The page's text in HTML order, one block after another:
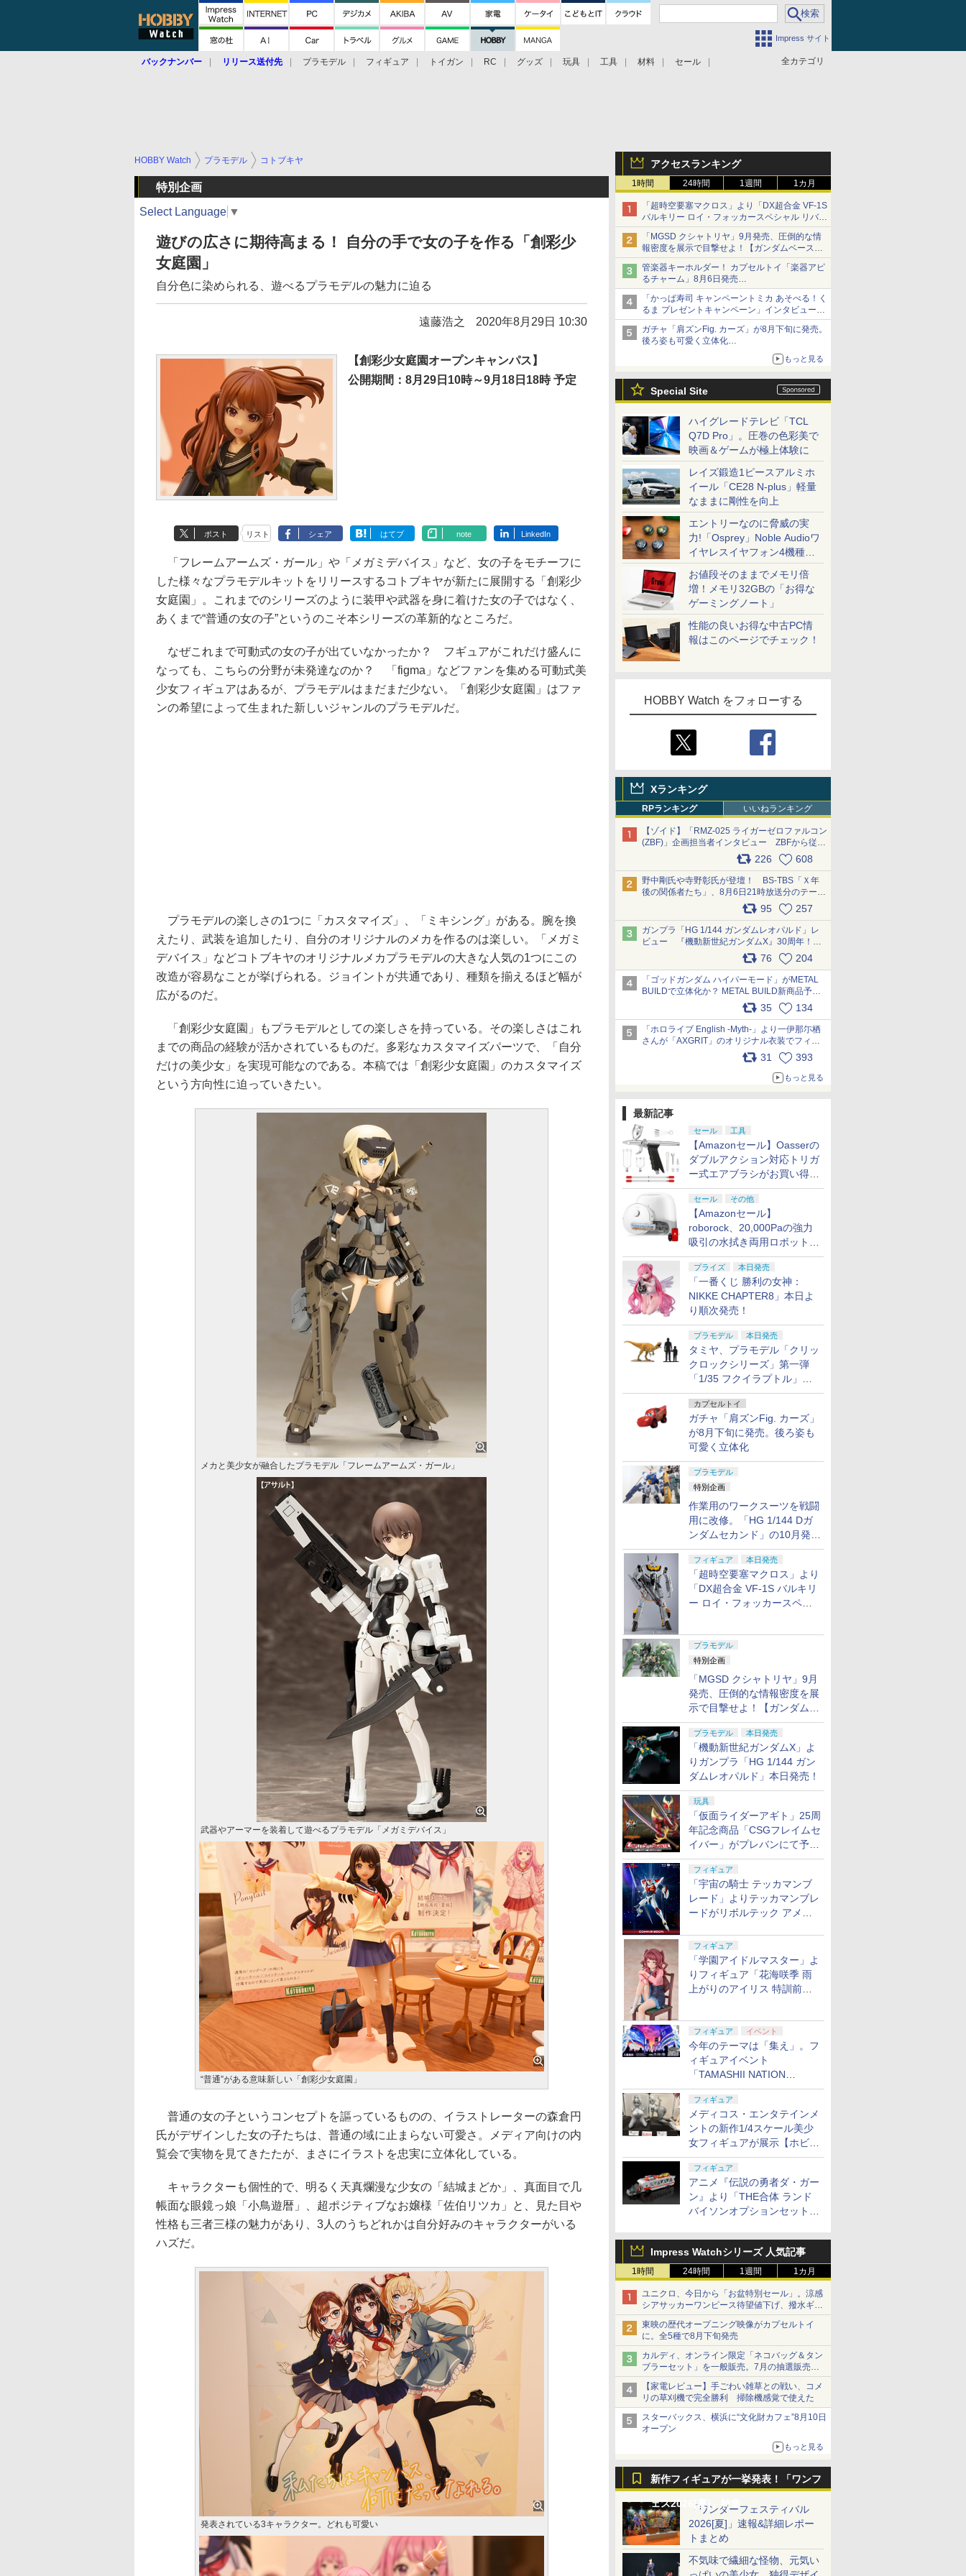
Impress サイト
全カテゴリ
バックナンバー リリース送付先 プラモデル フィギュア トイガン RC グッズ 玩具 工具 材料 セール
アクセスランキング
1時間 24時間 1週間 1カ月
「超時空要塞マクロス」より「DX超合金 VF-1S
バルキリー ロイ・フォッカースペシャル リバイ
バルVer.」本日発売！
「MGSD クシャトリヤ」9月発売、圧倒的な情
報密度を展示で目撃せよ！【ガンダムベース撮
り下ろし】
管楽器キーホルダー！ カプセルトイ「楽器アピ
るチャーム」8月6日発売
チューバ、テナサクなど5種各3色
「かっぱ寿司 キャンペーントミカ あそべる！く
るま プレゼントキャンペーン」インタビュー
子どもが楽しめるかっぱ寿司ならではの体験と
コラボの楽しさを追求
ガチャ「肩ズンFig. カーズ」が8月下旬に発売。
後ろ姿も可愛く立体化
ライトニング・マックィーンやメーターなど4
もっと見る
Special Site
ハイグレードテレビ「TCL
Q7D Pro」。圧巻の色彩美で
映画＆ゲームが極上体験に
レイズ鍛造1ピースアルミホ
イール「CE28 N-plus」軽量
なままに剛性を向上
エントリーなのに脅威の実
力!「Osprey」Noble Audioワ
イヤレスイヤフォン4機種を
一気に聴く
お値段そのままでメモリ倍
増！メモリ32GBの「お得な
ゲーミングノート」
性能の良いお得な中古PC情
報はこのページでチェック！
HOBBY Watch をフォローする
Xランキング
RPランキング いいねランキング
【ゾイド】「RMZ-025 ライガーゼロファルコン
(ZBF)」企画担当者インタビュー ZBFから従来
デザインまで再現可能なボリューム満点のキッ
ト pic.x.com/6zOqQAQKkX
226 608
野中剛氏や寺野彰氏が登壇！ BS-TBS「Ｘ年
後の関係者たち」、8月6日21時放送分のテーマ
は「超合金」！ pic.x.com/uWyt1uyuFm
95 257
ガンプラ「HG 1/144 ガンダムレオパルド」レ
ビュー 『機動新世紀ガンダムX』30周年！イ
ンナーアームガトリングの変形機構まで再現し
最新フォーマットでキット化！
pic.x.com/nszPIDTpbg
76 204
「ゴッドガンダム ハイパーモード」がMETAL
BUILDで立体化か？ METAL BUILD新商品予告
が公開 pic.x.com/HIcLLIM3ar35 134
「ホロライブ English -Myth-」より一伊那尓栖
さんが「AXGRIT」のオリジナル衣装でフィギ
ュア化 pic.x.com/YMGhdIAzNa
31 393
もっと見る
最新記事
セール 工具
【Amazonセール】Oasserの
ダブルアクション対応トリガ
ー式エアブラシがお買い得価
格で登場！
セール その他
【Amazonセール】
roborock、20,000Paの強力
吸引の水拭き両用ロボット掃
除機「Qrevo Curv 2 Flow」
がお買い得！
プライズ 本日発売
「一番くじ 勝利の女神：
NIKKE CHAPTER8」本日よ
り順次発売！
プラモデル 本日発売
タミヤ、プラモデル「クリッ
クロックシリーズ」第一弾
「1/35 フクイラプトル」本
日発売！
カプセルトイ
ガチャ「肩ズンFig. カーズ」
が8月下旬に発売。後ろ姿も
可愛く立体化
プラモデル
特別企画
作業用のワークスーツを戦闘
用に改修。「HG 1/144 Dガ
ンダムセカンド」の10月発送
分が予約受付中【ガンダムベ
ース撮り下ろし】
フィギュア 本日発売
「超時空要塞マクロス」より
「DX超合金 VF-1S バルキリ
ー ロイ・フォッカースペシ
プラモデル
特別企画
「MGSD クシャトリヤ」9月
発売、圧倒的な情報密度を展
示で目撃せよ！【ガンダムベ
ース撮り下ろし】
プラモデル 本日発売
「機動新世紀ガンダムX」よ
りガンプラ「HG 1/144 ガン
ダムレオパルド」本日発売！
玩具
「仮面ライダーアギト」25周
年記念商品「CSGフレイムセ
イバー」がプレバンにて予約
開始
フィギュア
「宇宙の騎士 テッカマンブ
レード」よりテッカマンブレ
ードがリボルテック アメイ
定
フィギュア
「学園アイドルマスター」よ
りフィギュア「花海咲季 雨
上がりのアイリス 特訓前
フィギュア イベント
今年のテーマは「集え」。フ
ィギュアイベント
「TAMASHII NATION
2026」が11月13日より開催
決定
フィギュア
メディコス・エンタテインメ
ントの新作1/4スケール美少
女フィギュアが展示【ホビー
メーカー合同展示会】
フィギュア
アニメ『伝説の勇者ダ・ガー
ン』より「THE合体 ランド
バイソンオプションセット」
Impress Watchシリーズ 人気記事
1時間 24時間 1週間 1カ月
ユニクロ、今日から「お盆特別セール」。涼感
シアサッカーワンピース待望値下げ、撥水ギア
ショーツは1990円に
東映の歴代オープニング映像がカプセルトイ
に。全5種で8月下旬発売
カルディ、オンライン限定「ネコバッグ＆タン
ブラーセット」を一般販売。7月の抽選販売の
当選無効分
【家電レビュー】手ごわい雑草との戦い、コメ
リの草刈機で完全勝利 掃除機感覚で使えた
スターバックス、横浜に“文化財カフェ”8月10日
オープン
もっと見る
新作フィギュアが一挙発表！「ワンフ
ェス2026[夏]」特集「ワンダーフェスティバル
2026[夏]」速報&詳細レポー
トまとめ
不気味で繊細な怪物、元気い
HOBBY Watch プラモデル コトブキヤ
特別企画
Select Language ▼
遊びの広さに期待高まる！ 自分の手で女の子を作る「創彩少
女庭園」
自分色に染められる、遊べるプラモデルの魅力に迫る
遠藤浩之 2020年8月29日 10:30
【創彩少女庭園オープンキャンパス】
公開期間：8月29日10時～9月18日18時 予定
ポスト リスト シェア はてブ note LinkedIn
「フレームアームズ・ガール」や「メガミデバイス」など、女の子をモチーフに
した様々なプラモデルキットをリリースするコトブキヤが新たに展開する「創彩少
女庭園」。これまでのシリーズのように装甲や武器を身に着けた女の子ではなく、
あくまで“普通の女の子”というのこそ本シリーズの革新的なところだ。
なぜこれまで可動式の女の子が出ていなかったか？ フギュアがこれだけ盛んに
なっても、こちらの分野が未発達なのか？ 「figma」などファンを集める可動式美
少女フィギュアはあるが、プラモデルはまだまだ少ない。「創彩少女庭園」はファ
ンの希望によって生まれた新しいジャンルのプラモデルだ。
プラモデルの楽しさの1つに「カスタマイズ」、「ミキシング」がある。腕を換
えたり、武装を追加したり、自分のオリジナルのメカを作るのは楽しい。「メガミ
デバイス」などコトブキヤのオリジナルメカプラモデルの大きな人気の1つにこの
改造が容易なことが挙げられる。ジョイントが共通であり、種類を揃えるほど幅が
広がるのだ。
「創彩少女庭園」もプラモデルとしての楽しさを持っている。その楽しさはこれ
までの商品の経験が活かされているものだ。多彩なカスタマイズパーツで、「自分
だけの美少女」を実現可能なのである。本稿では「創彩少女庭園」のカスタマイズ
という方向性に迫っていきたい。
メカと美少女が融合したプラモデル「フレームアームズ・ガール」
武器やアーマーを装着して遊べるプラモデル「メガミデバイス」
“普通”がある意味新しい「創彩少女庭園」
普通の女の子というコンセプトを謳っているものの、イラストレーターの森倉円
氏がデザインした女の子たちは、普通の域に止まらない可愛さ。メディア向けの内
覧会で実物を見てきたたが、まさにイラストを忠実に立体化している。
キャラクターも個性的で、明るく天真爛漫な少女の「結城まどか」、真面目で几
帳面な眼鏡っ娘「小鳥遊暦」、超ポジティブなお嬢様「佐伯リツカ」と、見た目や
性格も三者三様の魅力があり、3人のうちどれかは自分好みのキャラクターがいる
ハズだ。
発表されている3キャラクター。どれも可愛い